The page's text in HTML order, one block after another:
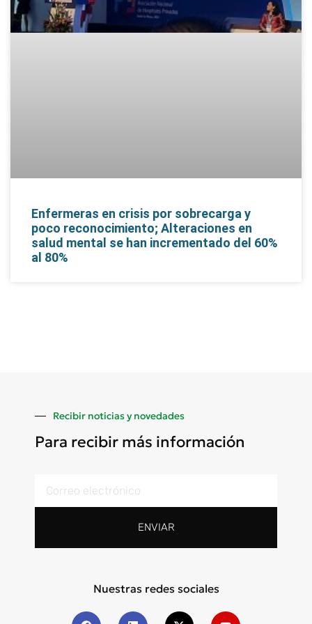
Enfermeras en crisis por sobrecarga y
poco reconocimiento; Alteraciones en
salud mental se han incrementado del 60%
al 80%
Recibir noticias y novedades
Para recibir más información
ENVIAR
Nuestras redes sociales